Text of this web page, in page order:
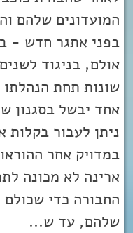
המועדונים שלהם
בפני אתגר חדש -
אולם, בניגוד
שונות תחת
אחד יבשל בסגנון
ניתן לעבור בקלות
במדויק אחר
ארינה לא מכונה
החבורה כדי
שלהם, עד ש...